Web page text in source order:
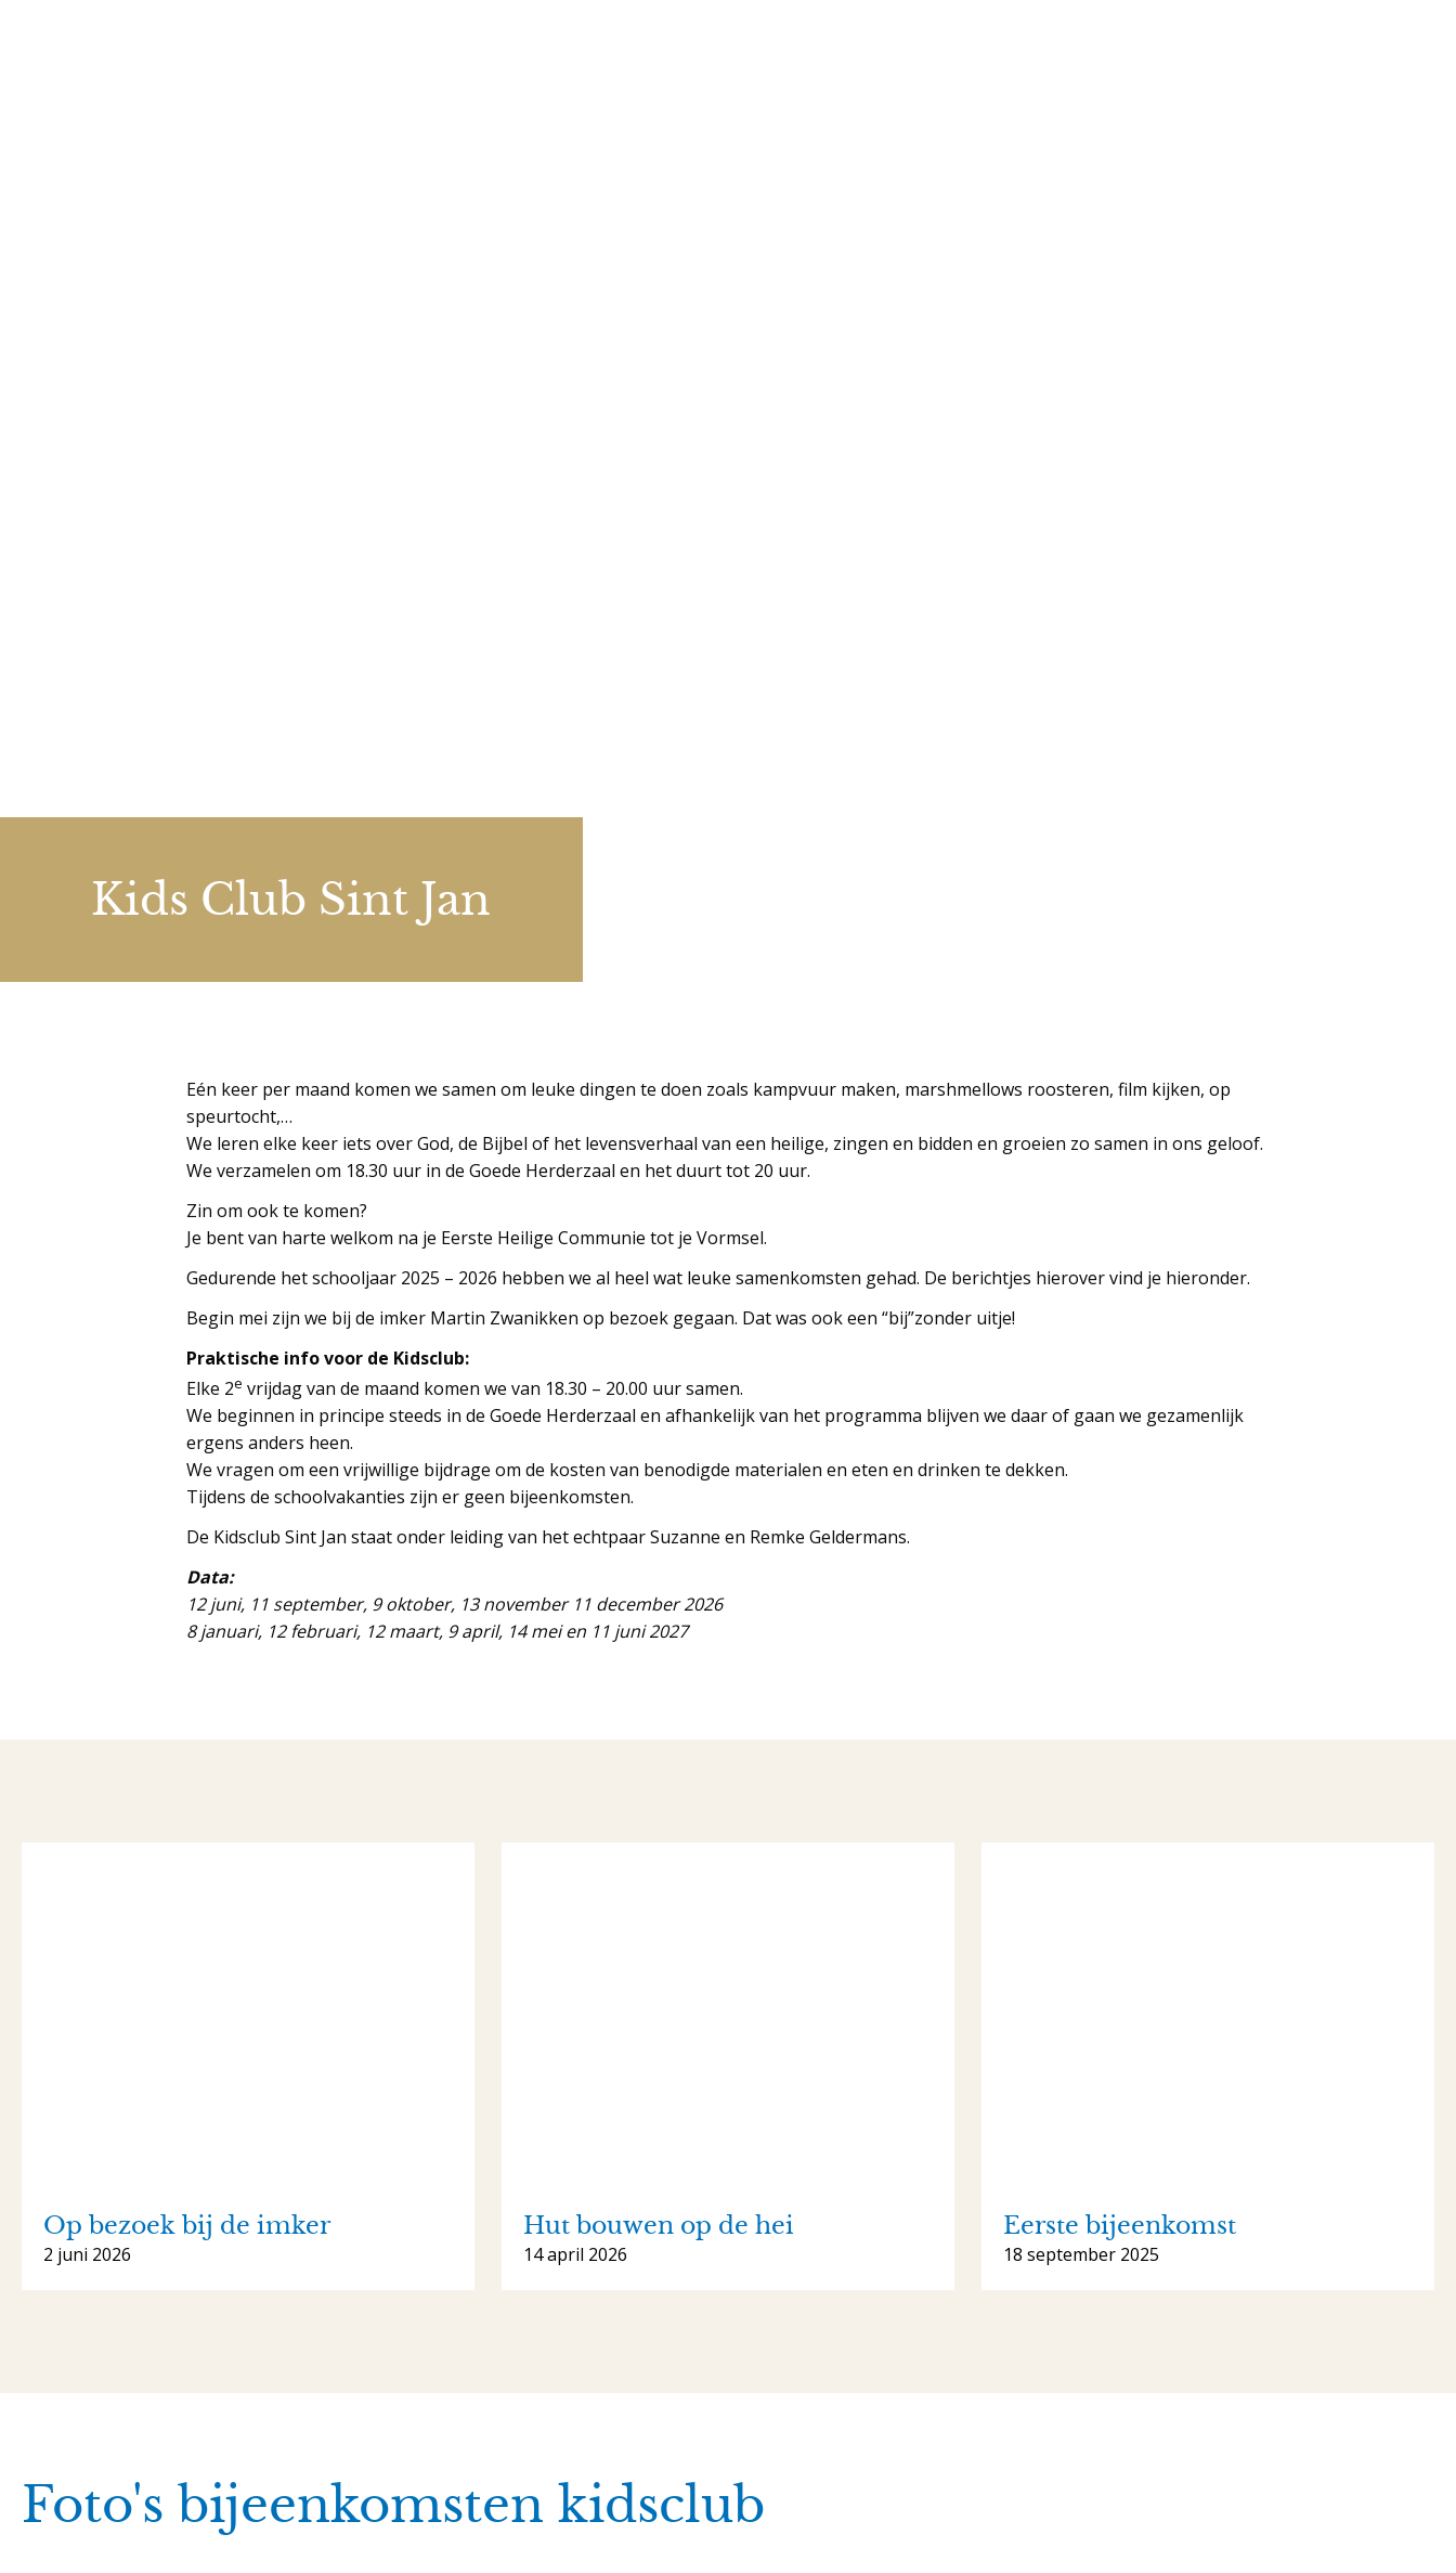
Kids Club Sint Jan
Eén keer per maand komen we samen om leuke dingen te doen zoals kampvuur maken, marshmellows roosteren, film kijken, op
speurtocht,…
We leren elke keer iets over God, de Bijbel of het levensverhaal van een heilige, zingen en bidden en groeien zo samen in ons geloof.
We verzamelen om 18.30 uur in de Goede Herderzaal en het duurt tot 20 uur.
Zin om ook te komen?
Je bent van harte welkom na je Eerste Heilige Communie tot je Vormsel.
Gedurende het schooljaar 2025 – 2026 hebben we al heel wat leuke samenkomsten gehad. De berichtjes hierover vind je hieronder.
Begin mei zijn we bij de imker Martin Zwanikken op bezoek gegaan. Dat was ook een “bij”zonder uitje!
Praktische info voor de Kidsclub:
Elke 2e vrijdag van de maand komen we van 18.30 – 20.00 uur samen.
We beginnen in principe steeds in de Goede Herderzaal en afhankelijk van het programma blijven we daar of gaan we gezamenlijk
ergens anders heen.
We vragen om een vrijwillige bijdrage om de kosten van benodigde materialen en eten en drinken te dekken.
Tijdens de schoolvakanties zijn er geen bijeenkomsten.
De Kidsclub Sint Jan staat onder leiding van het echtpaar Suzanne en Remke Geldermans.
Data:
12 juni, 11 september, 9 oktober, 13 november 11 december 2026
8 januari, 12 februari, 12 maart, 9 april, 14 mei en 11 juni 2027
Op bezoek bij de imker
2 juni 2026
Hut bouwen op de hei
14 april 2026
Eerste bijeenkomst
18 september 2025
Foto's bijeenkomsten kidsclub